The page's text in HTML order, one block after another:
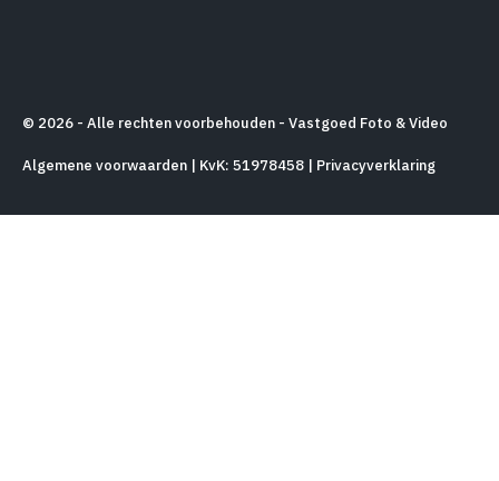
© 2026 - Alle rechten voorbehouden - Vastgoed Foto & Video
Algemene voorwaarden | KvK: 51978458 | Privacyverklaring